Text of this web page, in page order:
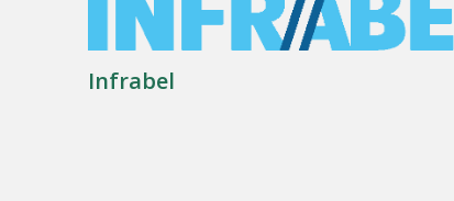
Infrabel